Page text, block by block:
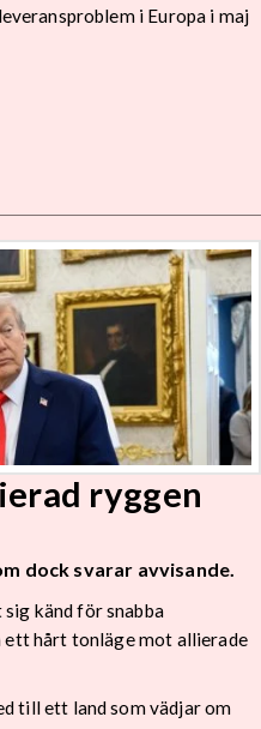
i Europa i maj
ryggen
dock svarar avvisande.
känd för snabba
hårt tonläge mot allierade
till ett land som vädjar om